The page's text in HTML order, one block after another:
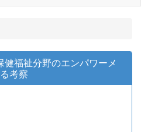
健福祉分野のエンパワーメ
考察